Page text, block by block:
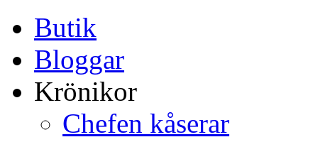
Butik
Bloggar
Krönikor
Chefen kåserar